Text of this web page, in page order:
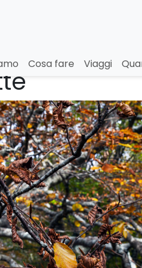
Cosa fare Viaggi
nella